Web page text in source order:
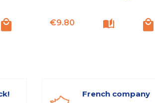
Price
€9.80
French company